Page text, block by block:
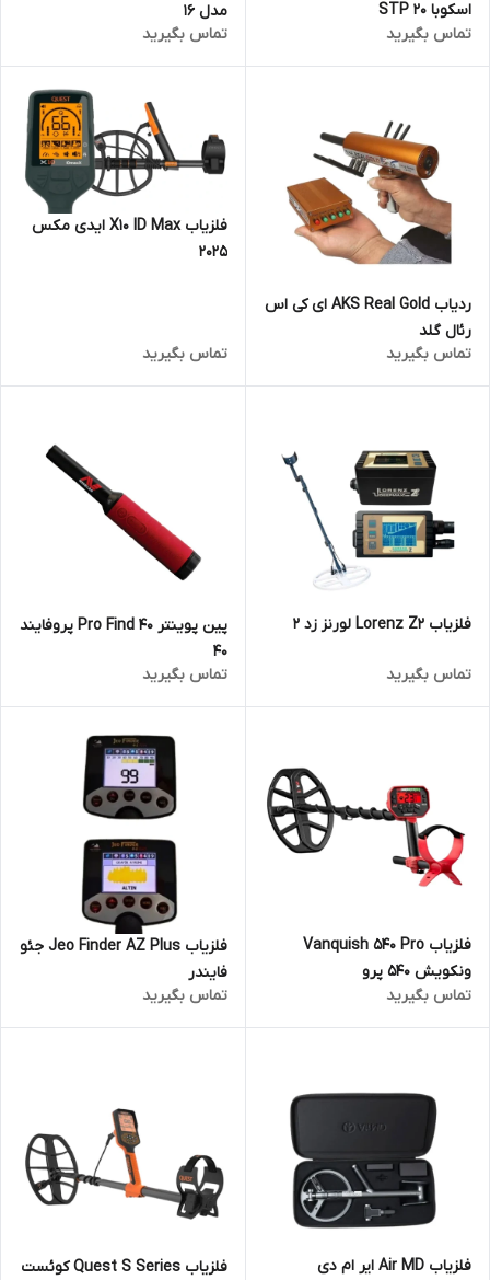
اسکوبا STP 20
تماس بگیرید
مدل 16
تماس بگیرید
ردیاب AKS Real Gold ای کی اس
رئال گلد
تماس بگیرید
فلزیاب X10 ID Max ایدی مکس
2025
تماس بگیرید
فلزیاب Lorenz Z2 لورنز زد 2
تماس بگیرید
پین پوینتر Pro Find 40 پروفایند
40
تماس بگیرید
فلزیاب Vanquish 540 Pro
ونکویش 540 پرو
تماس بگیرید
فلزیاب Jeo Finder AZ Plus جئو
فایندر
تماس بگیرید
فلزیاب Air MD ایر ام دی
فلزیاب Quest S Series کوئست